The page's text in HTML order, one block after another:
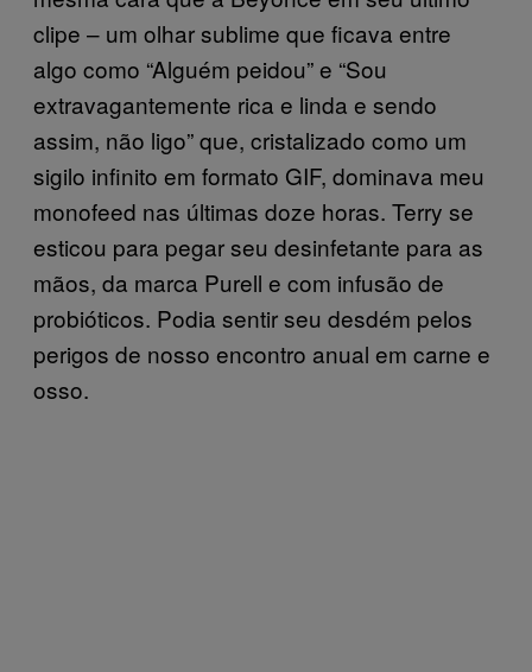
clipe – um olhar sublime que ficava entre
algo como “Alguém peidou” e “Sou
extravagantemente rica e linda e sendo
assim, não ligo” que, cristalizado como um
sigilo infinito em formato GIF, dominava meu
monofeed nas últimas doze horas. Terry se
esticou para pegar seu desinfetante para as
mãos, da marca Purell e com infusão de
probióticos. Podia sentir seu desdém pelos
perigos de nosso encontro anual em carne e
osso.